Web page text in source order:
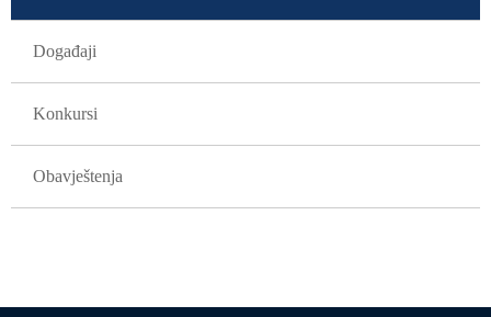
Događaji
Konkursi
Obavještenja